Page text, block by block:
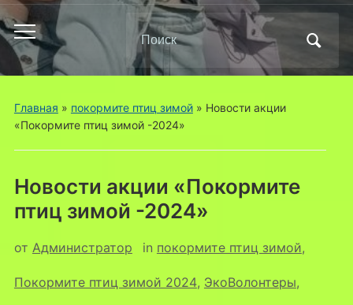
Переключить
мобильное
меню
Поиск
по:
Главная » покормите птиц зимой» Новости акции
«Покормите птиц зимой -2024»
Новости акции «Покормите
птиц зимой -2024»
от Администратор in покормите птиц зимой,
Покормите птиц зимой 2024, ЭкоВолонтеры,